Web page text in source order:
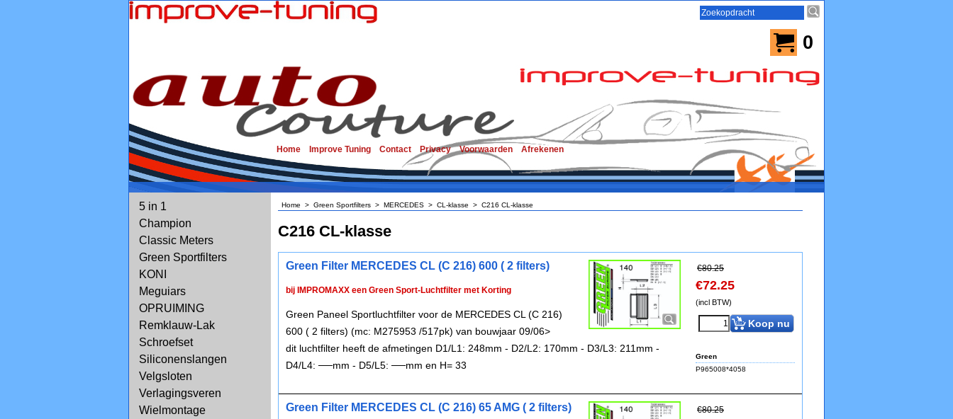
0
Home Improve Tuning Contact Privacy Voorwaarden Afrekenen
5 in 1
Champion
Classic Meters
Green Sportfilters
KONI
Meguiars
OPRUIMING
Remklauw-Lak
Schroefset
Siliconenslangen
Velgsloten
Verlagingsveren
Wielmontage
Home > Green Sportfilters > MERCEDES > CL-klasse > C216 CL-klasse
C216 CL-klasse
€80.25
€72.25
(incl BTW)
Koop nu
Green
P965008*4058
Green Filter MERCEDES CL (C 216) 600 ( 2 filters)
bij IMPROMAXX een Green Sport-Luchtfilter met Korting
Green Paneel Sportluchtfilter voor de MERCEDES CL (C 216)
600 ( 2 filters) (mc: M275953 /517pk) van bouwjaar 09/06>
dit luchtfilter heeft de afmetingen D1/L1: 248mm - D2/L2: 170mm - D3/L3: 211mm -
D4/L4: ──mm - D5/L5: ──mm en H= 33
€80.25
Green Filter MERCEDES CL (C 216) 65 AMG ( 2 filters)